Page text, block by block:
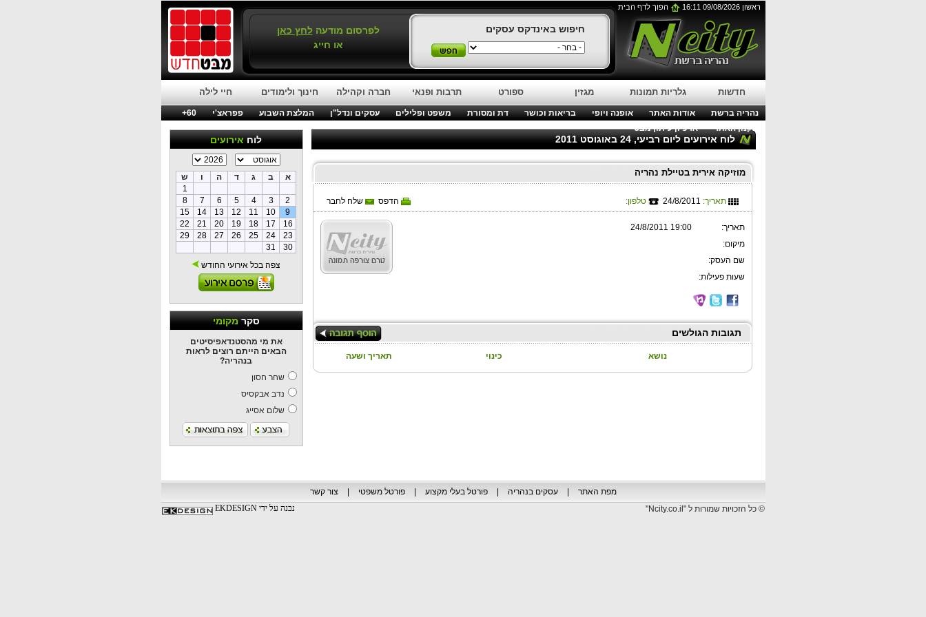
ראשון 09/08/2026 16:11 הפוך לדף הבית
חיפוש באינדקס עסקים לפרסום מודעהלחץ כאן
או חייג
חדשות גלריות תמונות מגזין ספורט תרבות ופנאי חברה וקהילה חינוך ולימודים חיי לילה
נהריה ברשת אודות האתר אופנה ויופי בריאות וכושר דת ומסורת משפט ופלילים עסקים ונדל"ן המלצת השבוע פפראצ'י
60+
תקנון האתר
ארכיון עיתון מבט
לוחאירועים
א ב ג ד ה ו
ש
1
2
3
4
5
6
7
8
9
10
11
12
13
14
15
16
17
18
19
20
21
22
23
24
25
26
27
28
29
30
31
צפה בכל אירועי החודש
סקרמקומי
את מי מהסטנדאפיסיטים
הבאים הייתם רוצים לראות
בנהריה?
שחר חסון
נדב אבקסיס
שלום אסייג
לוח אירועים ליום רביעי, 24 באוגוסט 2011
מוזיקה אירית בטיילת נהריה
תאריך: טלפון: הדפס שלח לחבר
תאריך:
19:00 24/8/2011
מיקום:
שם העסק:
שעות פעילות:
תגובות הגולשים
נושא כינוי תאריך ושעה
מפת האתר עסקים בנהריה פורטל בעלי מקצוע פורטל משפטי
צור קשר
© כל הזכויות שמורות ל "Ncity.co.il"
נבנה על ידי EKDESIGN